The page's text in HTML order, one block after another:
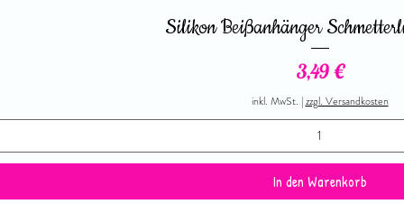
Silikon Beißanhänger
Preis
3,49 €
inkl. MwSt. |zzgl. Versandkosten
In den Warenkorb